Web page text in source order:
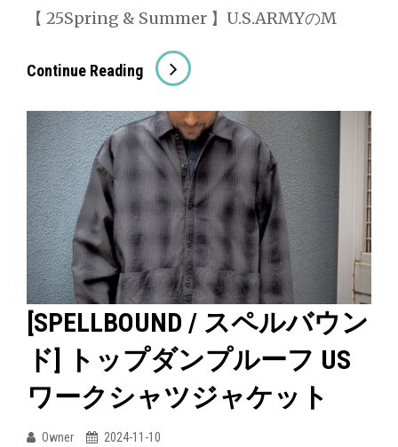
ノ
ー
ン
フ
ァ
テ
ィ
ー
グ
シ
ャ
ツ
【 25Spring & Summer 】U.S.ARMYのM
Continue Reading 【30%OFF】
[SPELLBOUND/
ス
ペ
ル
バ
ウ
ン
ド]
ア
ノ
ラ
ク
フ
[SPELLBOUND / スペルバウン
ド] トップダンプルーフ US
ワークシャツジャケット
Owner 2024-11-10